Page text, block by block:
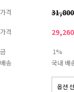
격
격
1%
송
국내 배